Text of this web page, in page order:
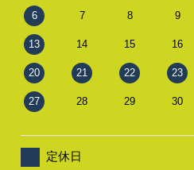
6 7 8 9
13 14 15 16
20 21 22 23
27 28 29 30
定休日